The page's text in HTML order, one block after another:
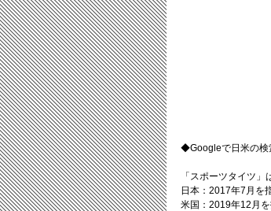
◆Googleで日米の検
「スポーツタイツ
日本：2017年7月を
米国：2019年12月